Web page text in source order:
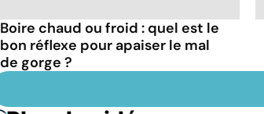
Boire chaud ou froid : quel est le
bon réflexe pour apaiser le mal
de gorge ?